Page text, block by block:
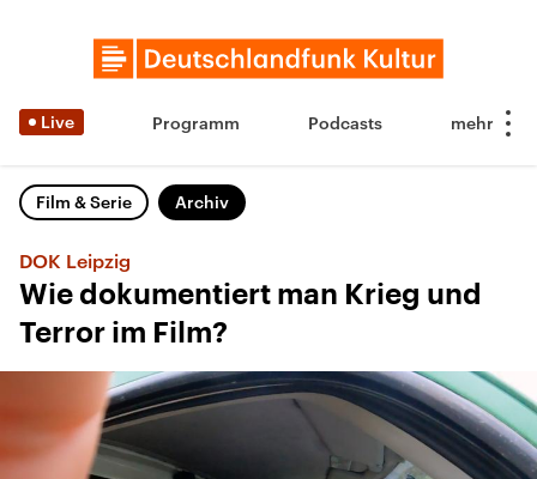
Live Programm Podcasts
Film & Serie Archiv
DOK Leipzig
Wie dokumentiert man Krieg und
Terror im Film?